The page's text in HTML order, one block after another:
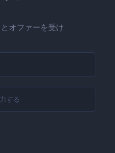
オファーを受け